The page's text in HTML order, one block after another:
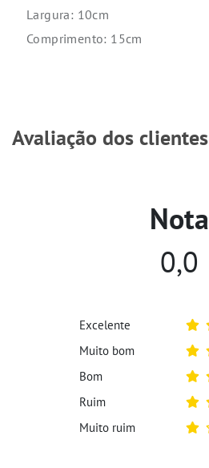
Largura: 10cm
Comprimento: 15cm
Avaliação dos clientes
Nota
0,0
Excelente
Muito bom
Bom
Ruim
Muito ruim